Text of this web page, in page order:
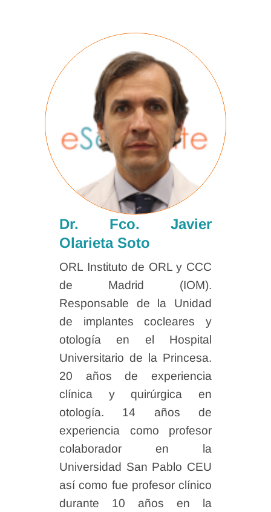
Dr. Fco. Javier
Olarieta Soto
ORL Instituto de ORL y CCC
de Madrid (IOM).
Responsable de la Unidad
de implantes cocleares y
otología en el Hospital
Universitario de la Princesa.
20 años de experiencia
clínica y quirúrgica en
otología. 14 años de
experiencia como profesor
colaborador en la
Universidad San Pablo CEU
así como fue profesor clínico
durante 10 años en la